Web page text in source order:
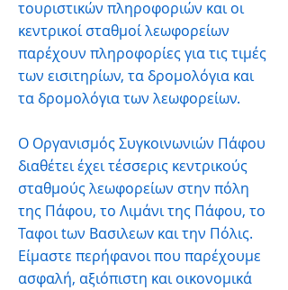
τουριστικών πληροφοριών και οι
κεντρικοί σταθμοί λεωφορείων
παρέχουν πληροφορίες για τις τιμές
των εισιτηρίων, τα δρομολόγια και
τα δρομολόγια των λεωφορείων.
Ο Οργανισμός Συγκοινωνιών Πάφου
διαθέτει έχει τέσσερις κεντρικούς
σταθμούς λεωφορείων στην πόλη
της Πάφου, το Λιμάνι της Πάφου, το
Ταφοι tων Βασιλεωv και την Πόλις.
Είμαστε περήφανοι που παρέχουμε
ασφαλή, αξιόπιστη και οικονομικά